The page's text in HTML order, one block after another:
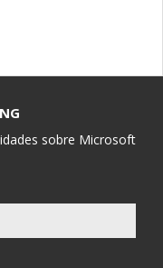
sobre Microsoft